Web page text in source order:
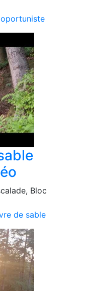
Bloc
de sable